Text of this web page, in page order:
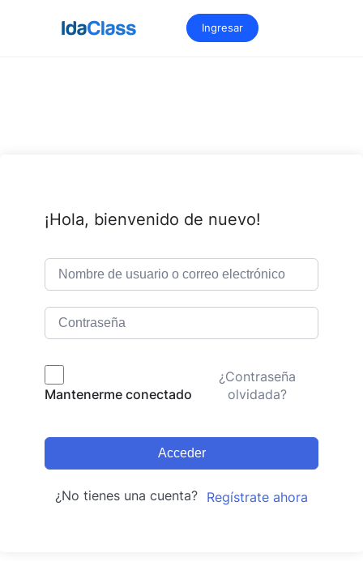
Ingresar
¡Hola, bienvenido de nuevo!
Mantenerme conectado
¿Contraseña
olvidada?
Acceder
¿No tienes una cuenta? Regístrate ahora